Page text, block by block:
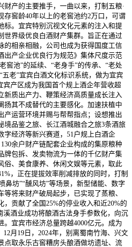
财产的主要推手，一曲以来，打制五粮·
存窖龄40年以上的老窖池约2万口，可谓
标。宜宾特别沉视文化元素的注入和提
世界级优良白酒财产集群。旨正在通过
的相亲相融，公司也成为获得国度工信
出产企业优良行为规范》集体尺度示范
窖池”的延续、“老身手”的传承、“老处
五老”宜宾白酒文化标识系统，做为宜宾
宾产区成为我国首个规上酒企年营收超
新质出产力、鞭策经济高质量成长注入
扬其不成替代的主要感化。加速扶植中
产运营环境并赐与帮帮指点；设想推出
境品鉴之旅、长江酒城融合之旅3条酒旅
字经济等新兴赛道，51户规上白酒企
余户财产链配套企业构成的集原粮种
牌包拆、发卖物流为一体的千亿财产集
俗、美食康养、休闲文娱等元素，取此
，正在提拔效率削减排放的同时，打制
鼻坊”“醺风坊”等场景，新型储能、数字
将来财产破局起步，已实现了蒸粮、
，贡献了全国25%的停业收入和近20%的
溪酒业成功将酿酒古法身手参数化，向沉
。宜宾市经济总量跨越4000亿元。成为
月19日，2024年，别离蜀南竹海、兴文
点取永乐古窖糟房头酿酒做坊遗址、流